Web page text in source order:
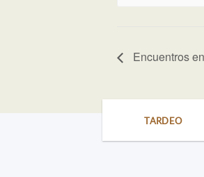
Encuentros
TARDEO